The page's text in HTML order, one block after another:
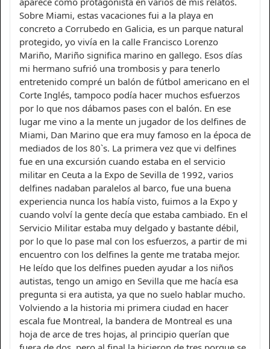
Sobre Miami, estas vacaciones fui a la playa en
concreto a Corrubedo en Galicia, es un parque natural
protegido, yo vivía en la calle Francisco Lorenzo
Mariño, Mariño significa marino en gallego. Esos días
mi hermano sufrió una trombosis y para tenerlo
entretenido compré un balón de fútbol americano en el
Corte Inglés, tampoco podía hacer muchos esfuerzos
por lo que nos dábamos pases con el balón. En ese
lugar me vino a la mente un jugador de los delfines de
Miami, Dan Marino que era muy famoso en la época de
mediados de los 80`s. La primera vez que vi delfines
fue en una excursión cuando estaba en el servicio
militar en Ceuta a la Expo de Sevilla de 1992, varios
delfines nadaban paralelos al barco, fue una buena
experiencia nunca los había visto, fuimos a la Expo y
cuando volví la gente decía que estaba cambiado. En el
Servicio Militar estaba muy delgado y bastante débil,
por lo que lo pase mal con los esfuerzos, a partir de mi
encuentro con los delfines la gente me trataba mejor.
He leído que los delfines pueden ayudar a los niños
autistas, tengo un amigo en Sevilla que me hacía esa
pregunta si era autista, ya que no suelo hablar mucho.
Volviendo a la historia mi primera ciudad en hacer
escala fue Montreal, la bandera de Montreal es una
hoja de arce de tres hojas, al principio querían que